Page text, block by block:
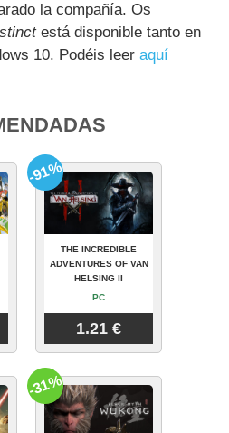
la compañía. Os
está disponible tanto en
10. Podéis leeraquí
THE INCREDIBLE
ADVENTURES OF VAN
HELSING II
PC
1.21 €
-91%
-31%